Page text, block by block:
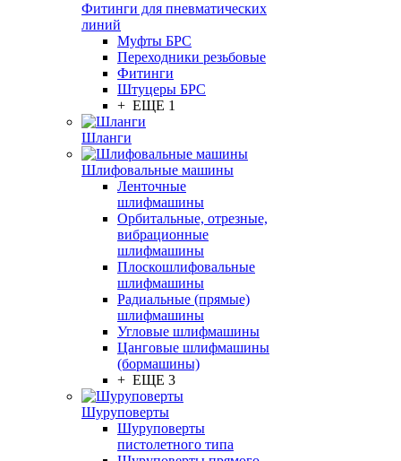
Фитинги для пневматических
линий
Муфты БРС
Переходники резьбовые
Фитинги
Штуцеры БРС
+ ЕЩЕ 1
Шланги
Шлифовальные машины
Ленточные
шлифмашины
Орбитальные, отрезные,
вибрационные
шлифмашины
Плоскошлифовальные
шлифмашины
Радиальные (прямые)
шлифмашины
Угловые шлифмашины
Цанговые шлифмашины
(бормашины)
+ ЕЩЕ 3
Шуруповерты
Шуруповерты
пистолетного типа